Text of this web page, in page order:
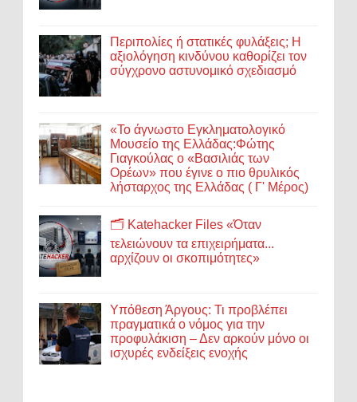
Περιπολίες ή στατικές φυλάξεις; Η
αξιολόγηση κινδύνου καθορίζει τον
σύγχρονο αστυνομικό σχεδιασμό
«Το άγνωστο Εγκληματολογικό
Μουσείο της Ελλάδας:Φώτης
Γιαγκούλας ο «Βασιλιάς των
Ορέων» που έγινε ο πιο θρυλικός
λήσταρχος της Ελλάδας ( Γ' Μέρος)
🗂️ Katehacker Files «Όταν
τελειώνουν τα επιχειρήματα...
αρχίζουν οι σκοπιμότητες»
Υπόθεση Άργους: Τι προβλέπει
πραγματικά ο νόμος για την
προφυλάκιση – Δεν αρκούν μόνο οι
ισχυρές ενδείξεις ενοχής